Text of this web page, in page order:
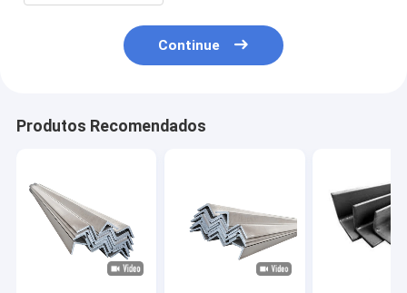
Continue
Produtos Recomendados